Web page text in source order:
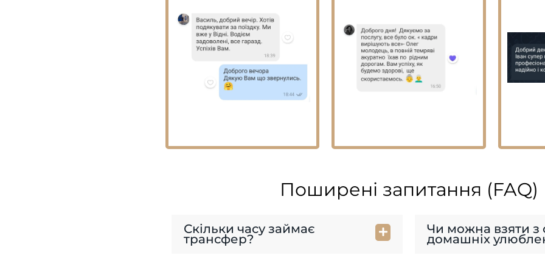
Поширені запитання (FAQ)
Скільки часу займає
трансфер?
Чи можна взяти з
домашніх